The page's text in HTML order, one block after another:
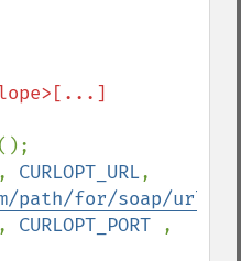
, CURLOPT_URL
path/for/soap/url/
, CURLOPT_PORT